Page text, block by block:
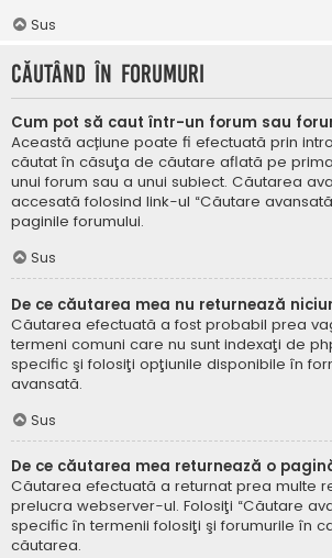
Sus
Căutând în forumuri
Cum pot să caut într-un forum sau
Această acțiune poate fi efectuată prin
căutat în căsuţa de căutare aflată pe
unui forum sau a unui subiect. Căutarea
accesată folosind link-ul “Căutare
paginile forumului.
Sus
De ce căutarea mea nu returnează
Căutarea efectuată a fost probabil prea
termeni comuni care nu sunt indexaţi de
specific şi folosiţi opţiunile disponibile în
avansată.
Sus
De ce căutarea mea returnează o
Căutarea efectuată a returnat prea multe
prelucra webserver-ul. Folosiţi “Căutare
specific în termenii folosiţi şi forumurile în
căutarea.